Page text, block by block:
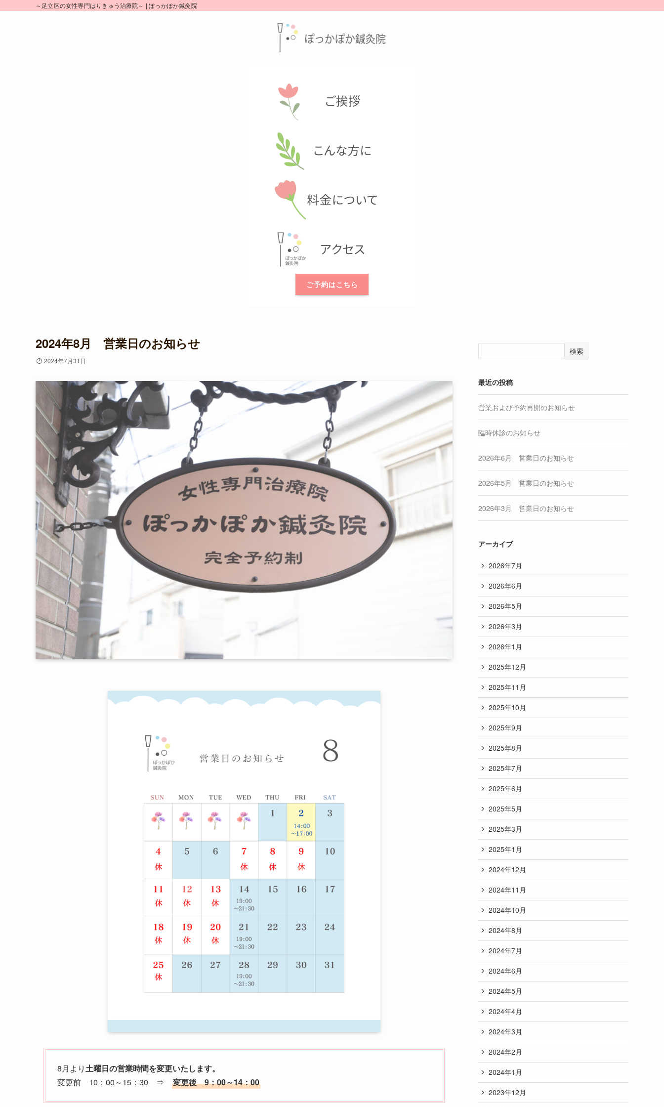
～足立区の女性専門はりきゅう治療院～ | ぽっかぽか鍼灸院
ご予約はこちら
2024年8月 営業日のお知らせ
2024年7月31日
8月より土曜日の営業時間を変更いたします。
変更前 10：00～15：30 ⇒ 変更後 9：00～14：00
検索
最近の投稿
営業および予約再開のお知らせ
臨時休診のお知らせ
2026年6月 営業日のお知らせ
2026年5月 営業日のお知らせ
2026年3月 営業日のお知らせ
アーカイブ
2026年7月
2026年6月
2026年5月
2026年3月
2026年1月
2025年12月
2025年11月
2025年10月
2025年9月
2025年8月
2025年7月
2025年6月
2025年5月
2025年3月
2025年1月
2024年12月
2024年11月
2024年10月
2024年8月
2024年7月
2024年6月
2024年5月
2024年4月
2024年3月
2024年2月
2024年1月
2023年12月